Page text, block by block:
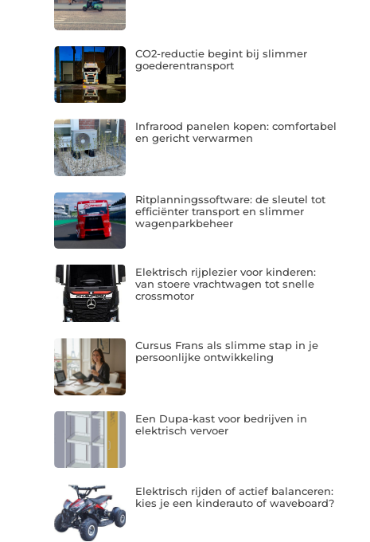
CO2-reductie begint bij slimmer
goederentransport
Infrarood panelen kopen: comfortabel
en gericht verwarmen
Ritplanningssoftware: de sleutel tot
efficiënter transport en slimmer
wagenparkbeheer
Elektrisch rijplezier voor kinderen:
van stoere vrachtwagen tot snelle
crossmotor
Cursus Frans als slimme stap in je
persoonlijke ontwikkeling
Een Dupa-kast voor bedrijven in
elektrisch vervoer
Elektrisch rijden of actief balanceren:
kies je een kinderauto of waveboard?